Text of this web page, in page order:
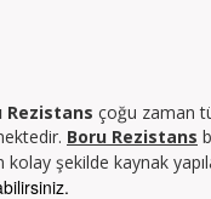
Rezistans çoğu zaman
Boru Rezistans
kolay şekilde kaynak